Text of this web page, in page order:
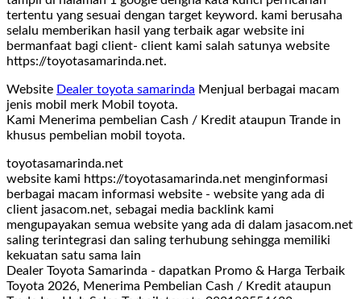
tertentu yang sesuai dengan target keyword. kami berusaha
selalu memberikan hasil yang terbaik agar website ini
bermanfaat bagi client- client kami salah satunya website
https://toyotasamarinda.net.
Website Dealer toyota samarinda Menjual berbagai macam
jenis mobil merk Mobil toyota.
Kami Menerima pembelian Cash / Kredit ataupun Trande in
khusus pembelian mobil toyota.
toyotasamarinda.net
website kami https://toyotasamarinda.net menginformasi
berbagai macam informasi website - website yang ada di
client jasacom.net, sebagai media backlink kami
mengupayakan semua website yang ada di dalam jasacom.net
saling terintegrasi dan saling terhubung sehingga memiliki
kekuatan satu sama lain
Dealer Toyota Samarinda - dapatkan Promo & Harga Terbaik
Toyota 2026, Menerima Pembelian Cash / Kredit ataupun